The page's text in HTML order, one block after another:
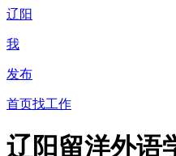
辽阳
我
发布
首页找工作
辽阳留洋外语